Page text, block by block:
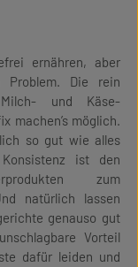
ernähren, aber
Die rein
und Käse-
machen’s möglich.
so gut wie alles
ist den
zum
natürlich lassen
genauso gut
Vorteil
dafür leiden und